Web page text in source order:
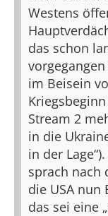
Westens
das schon
im Beisein
Stream 2
in die
in der
sprach nach
die USA nun
das sei eine